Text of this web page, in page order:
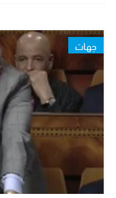
جهات